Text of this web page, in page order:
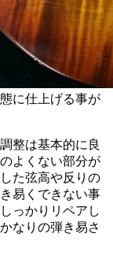
に仕上げる事が
整は基本的に良
よくない部分が
た弦高や反りの
易くできない事
っかりリペアし
なりの弾き易さ